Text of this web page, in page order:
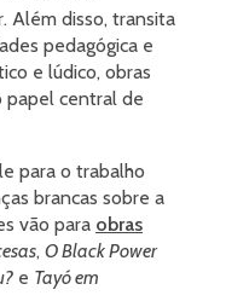
Além disso, transita
pedagógica e
e lúdico, obras
papel central de
para o trabalho
brancas sobre a
vão para obras
, O Black Power
e Tayó em